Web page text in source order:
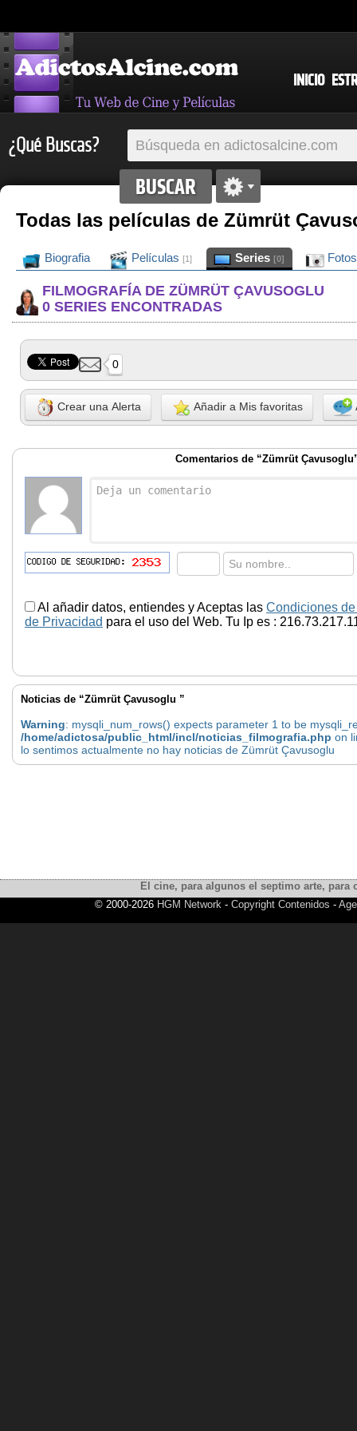
INICIO
¿Qué Buscas?
Todas las películas de Zümrüt
Biografia Películas [1] Series [0]
FILMOGRAFÍA DE ZÜMRÜT ÇAVUSOGLU
0 SERIES ENCONTRADAS
0
Crear una Alerta Añadir a Mis favoritas
Comentarios de “Zümrüt
Al añadir datos, entiendes y Aceptas las Condiciones
de Privacidad para el uso del Web. Tu Ip es :
Noticias de “Zümrüt Çavusoglu ”
Warning: mysqli_num_rows() expects parameter 1 to be
/home/adictosa/public_html/incl/noticias_filmografia.php on
lo sentimos actualmente no hay noticias de Zümrüt Çavusoglu
El cine, para algunos el septimo arte,
© 2000-2026 HGM Network - Copyright Contenidos -